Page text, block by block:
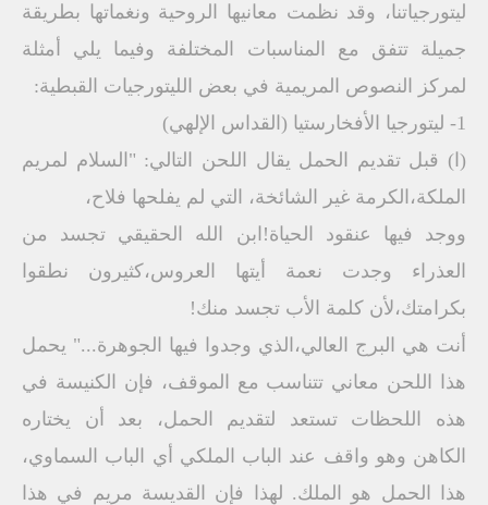
ليتورجياتنا، وقد نظمت معانيها الروحية ونغماتها بطريقة
جميلة تتفق مع المناسبات المختلفة وفيما يلي أمثلة
لمركز النصوص المريمية في بعض الليتورجيات القبطية:
1- ليتورجيا الأفخارستيا (القداس الإلهي)
(ا) قبل تقديم الحمل يقال اللحن التالي: "السلام لمريم
الملكة،الكرمة غير الشائخة، التي لم يفلحها فلاح،
ووجد فيها عنقود الحياة!ابن الله الحقيقي تجسد من
العذراء وجدت نعمة أيتها العروس،كثيرون نطقوا
بكرامتك،لأن كلمة الأب تجسد منك!
أنت هي البرج العالي،الذي وجدوا فيها الجوهرة..." يحمل
هذا اللحن معاني تتناسب مع الموقف، فإن الكنيسة في
هذه اللحظات تستعد لتقديم الحمل، بعد أن يختاره
الكاهن وهو واقف عند الباب الملكي أي الباب السماوي،
هذا الحمل هو الملك. لهذا فإن القديسة مريم في هذا